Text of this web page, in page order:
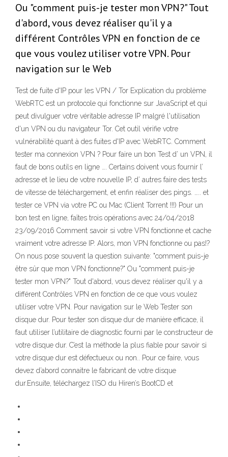
Ou "comment puis-je tester mon VPN?" Tout
d'abord, vous devez réaliser qu'il y a
différent Contrôles VPN en fonction de ce
que vous voulez utiliser votre VPN. Pour
navigation sur le Web
Test de fuite d'IP pour les VPN / Tor Explication du problème
WebRTC est un protocole qui fonctionne sur JavaScript et qui
peut divulguer votre véritable adresse IP malgré l'utilisation
d'un VPN ou du navigateur Tor. Cet outil vérifie votre
vulnérabilité quant à des fuites d'IP avec WebRTC. Comment
tester ma connexion VPN ? Pour faire un bon Test d’ un VPN, il
faut de bons outils en ligne …. Certains doivent vous fournir l’
adresse et le lieu de votre nouvelle IP, d’ autres faire des tests
de vitesse de téléchargement, et enfin réaliser des pings. ….. et
tester ce VPN via votre PC ou Mac (Client Torrent !!!) Pour un
bon test en ligne, faîtes trois opérations avec 24/04/2018
23/09/2016 Comment savoir si votre VPN fonctionne et cache
vraiment votre adresse IP. Alors, mon VPN fonctionne ou pas!?
On nous pose souvent la question suivante: "comment puis-je
être sûr que mon VPN fonctionne?" Ou "comment puis-je
tester mon VPN?" Tout d'abord, vous devez réaliser qu'il y a
différent Contrôles VPN en fonction de ce que vous voulez
utiliser votre VPN. Pour navigation sur le Web Tester son
disque dur. Pour tester son disque dur de manière efficace, il
faut utiliser l’utilitaire de diagnostic fourni par le constructeur de
votre disque dur. C’est la méthode la plus fiable pour savoir si
votre disque dur est défectueux ou non.. Pour ce faire, vous
devez d’abord connaitre le fabricant de votre disque
dur.Ensuite, téléchargez l’ISO du Hiren’s BootCD et